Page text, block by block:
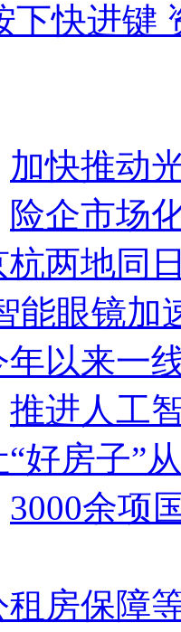
下快进键
加快推动
险企市场
杭两地同
能眼镜加
年以来一
推进人工
“好房子”
3000余项
租房保障